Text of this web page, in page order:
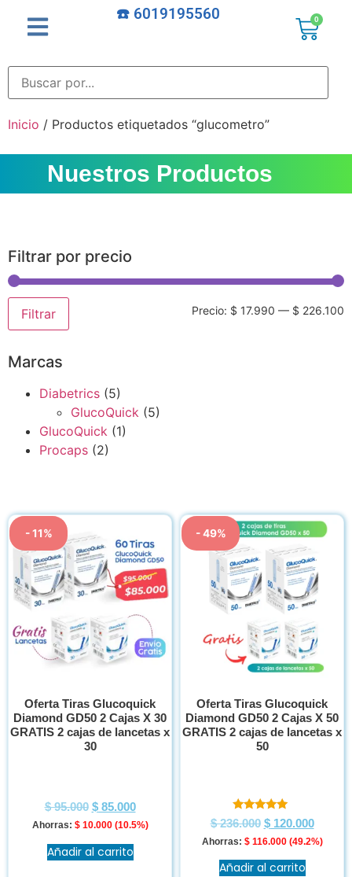
☎️ 6019195560 0
Inicio / Productos etiquetados “glucometro”
Nuestros Productos
Filtrar por precio
Filtrar Precio: $ 17.990 — $ 226.100
Marcas
Diabetrics (5)
GlucoQuick (5)
GlucoQuick (1)
Procaps (2)
- 11%
Oferta Tiras Glucoquick
Diamond GD50 2 Cajas X 30
GRATIS 2 cajas de lancetas x
30
$95.000 $85.000
Ahorras: $10.000 (10.5%)
Añadir al carrito
- 49%
Oferta Tiras Glucoquick
Diamond GD50 2 Cajas X 50
GRATIS 2 cajas de lancetas x
50
Valorado en
5.00
de 5
$236.000 $120.000
Ahorras: $116.000 (49.2%)
Añadir al carrito